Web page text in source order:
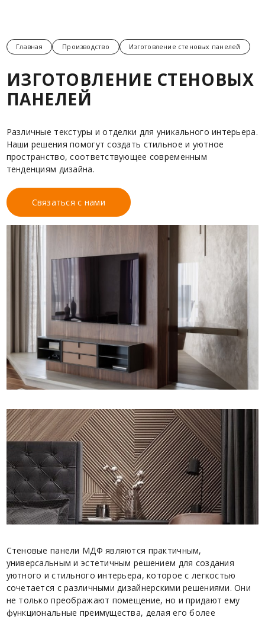
Главная Производство Изготовление стеновых панелей
ИЗГОТОВЛЕНИЕ СТЕНОВЫХ
ПАНЕЛЕЙ
Различные текстуры и отделки для уникального интерьера.
Наши решения помогут создать стильное и уютное
пространство, соответствующее современным
тенденциям дизайна.
Связаться с нами
Стеновые панели МДФ являются практичным,
универсальным и эстетичным решением для создания
уютного и стильного интерьера, которое с легкостью
сочетается с различными дизайнерскими решениями. Они
не только преображают помещение, но и придают ему
функциональные преимущества, делая его более